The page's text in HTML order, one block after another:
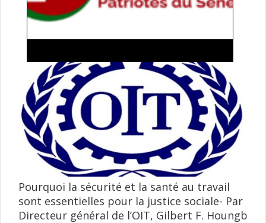
relèvent d'une stratégie politique Pastéfienne
Membre du pôle communication du parti présidentiel Kiiraay,
Badara Pouye estime que les nombreuses critiques formulées
après le Grand Magal ...
lire plus
Pourquoi la sécurité et la santé au travail
sont essentielles pour la justice sociale- Par
Directeur général de l’OIT, Gilbert F. Houngb